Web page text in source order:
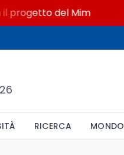
progetto del Mim
RICERCA MONDO